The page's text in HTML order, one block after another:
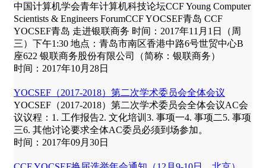
中国计算机学会青年计算机科技论坛CCF Young Computer
Scientists & Engineers ForumCCF YOCSEF青岛 CCF
YOCSEF青岛 走进银联商务 时间：2017年11月1日（周
三）下午1:30 地点：青岛市南区香港中路6号世贸中心B
座622 银联商务股份有限公司（简称：银联商务）
时间：2017年10月28日
YOCSEF（2017-2018）第二次学术委员会全体会议
YOCSEF（2017-2018）第二次学术委员会全体会议AC会
议议程：1. 工作报告2. 文化培训3. 事项一4. 事项二5. 事项
三6. 其他讨论要求全体AC委员必须到场参加。
时间：2017年09月30日